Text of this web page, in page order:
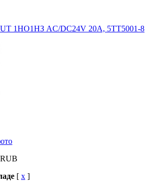
1НО1НЗ AC/DC24V 20A, 5TT5001-8
RUB
[ x ]